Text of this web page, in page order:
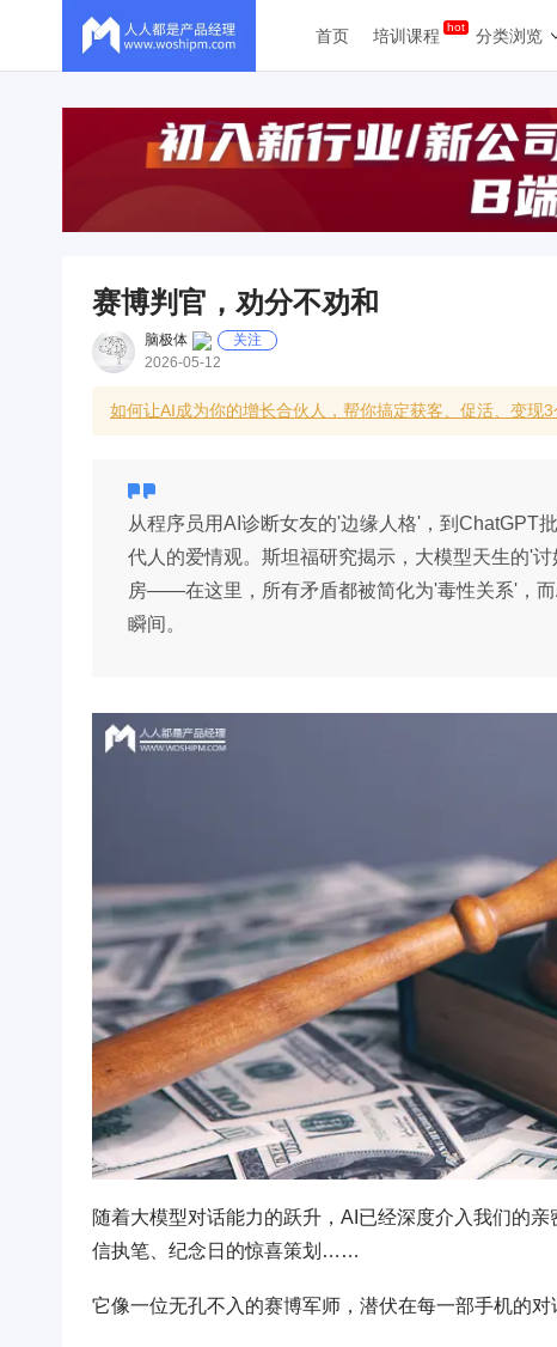
首页 培训课程 分类浏览
赛博判官，劝分不劝和
脑极体
关注
2026-05-12
如何让AI成为你的增长合伙人，帮你搞定获客、促活、变现
从程序员用AI诊断女友的'边缘人格'，到ChatGPT
代人的爱情观。斯坦福研究揭示，大模型天生的'
房——在这里，所有矛盾都被简化为'毒性关系'，
瞬间。
随着大模型对话能力的跃升，AI已经深度介入我们的
信执笔、纪念日的惊喜策划……
它像一位无孔不入的赛博军师，潜伏在每一部手机的对